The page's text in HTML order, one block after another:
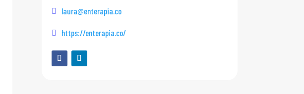
laura@enterapia.co
https://enterapia.co/